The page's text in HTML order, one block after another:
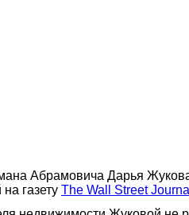
Абрамовича Дарья
газету The Wall Street Journal